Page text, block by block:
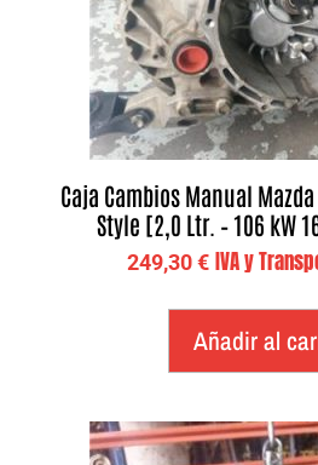
Caja Cambios Manual
Style [2,0 Ltr. – 106 kW
249,30€ IVA y
Añadir al